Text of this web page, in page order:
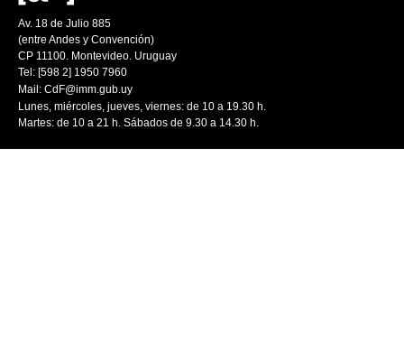
Av. 18 de Julio 885
(entre Andes y Convención)
CP 11100. Montevideo. Uruguay
Tel: [598 2] 1950 7960
Mail: CdF@imm.gub.uy
Lunes, miércoles, jueves, viernes: de 10 a 19.30 h.
Martes: de 10 a 21 h. Sábados de 9.30 a 14.30 h.